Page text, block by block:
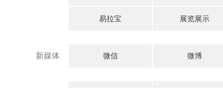
易拉宝 展览展示
新媒体 微信 微博